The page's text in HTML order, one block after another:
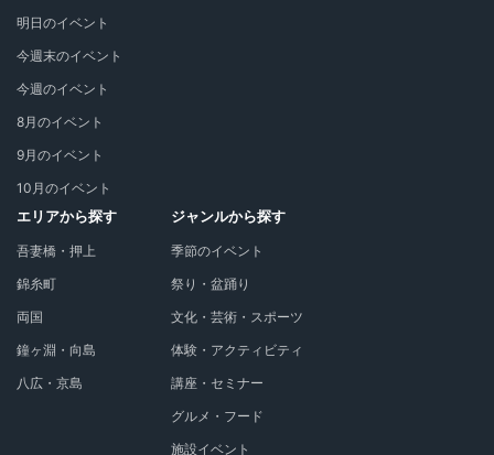
明日のイベント
今週末のイベント
今週のイベント
8月のイベント
9月のイベント
10月のイベント
エリアから探す
吾妻橋・押上
錦糸町
両国
鐘ヶ淵・向島
八広・京島
ジャンルから探す
季節のイベント
祭り・盆踊り
文化・芸術・スポーツ
体験・アクティビティ
講座・セミナー
グルメ・フード
施設イベント